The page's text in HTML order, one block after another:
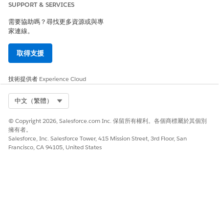
SUPPORT & SERVICES
需要協助嗎？尋找更多資源或與專
家連線。
取得支援
技術提供者 Experience Cloud
中文（繁體）
© Copyright 2026, Salesforce.com Inc. 保留所有權利。各個商標屬於其個別
擁有者。
Salesforce, Inc. Salesforce Tower, 415 Mission Street, 3rd Floor, San
Francisco, CA 94105, United States